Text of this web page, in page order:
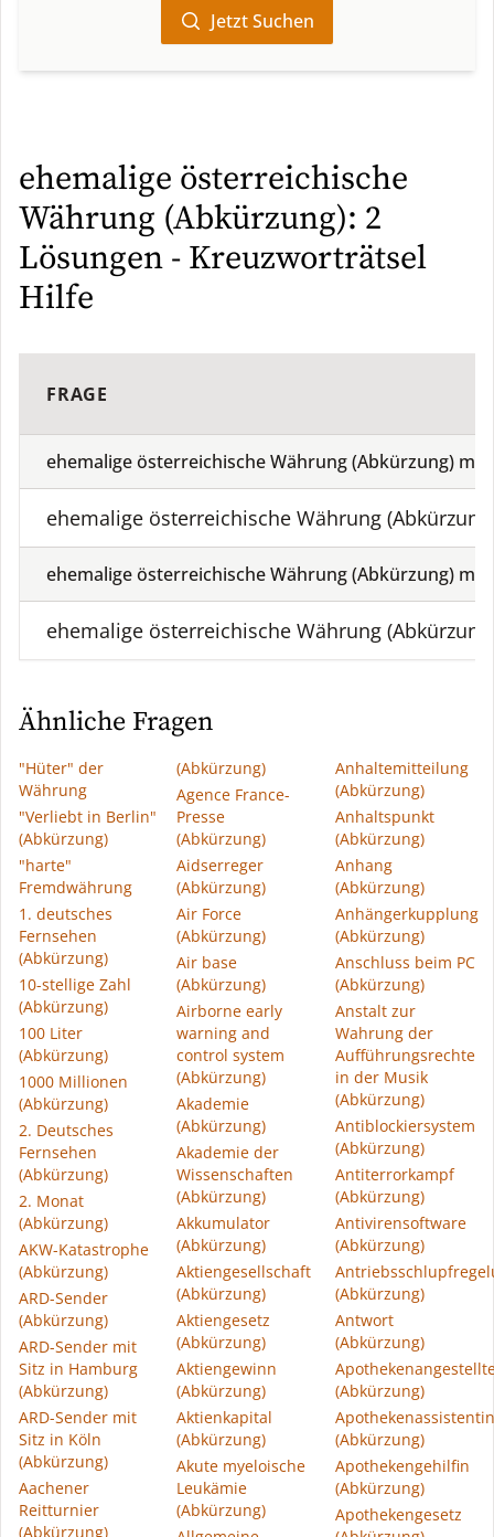
Jetzt Suchen
ehemalige österreichische
Währung (Abkürzung): 2
Lösungen - Kreuzworträtsel
Hilfe
FRAGE
ehemalige österreichische Währung (Abkürzung) mit
ehemalige österreichische Währung
ehemalige österreichische Währung (Abkürzung) mit
ehemalige österreichische Währung
Ähnliche Fragen
"Hüter" der
Währung
"Verliebt in Berlin"
(Abkürzung)
"harte"
Fremdwährung
1. deutsches
Fernsehen
(Abkürzung)
10-stellige Zahl
(Abkürzung)
100 Liter
(Abkürzung)
1000 Millionen
(Abkürzung)
2. Deutsches
Fernsehen
(Abkürzung)
2. Monat
(Abkürzung)
AKW-Katastrophe
(Abkürzung)
ARD-Sender
(Abkürzung)
ARD-Sender mit
Sitz in Hamburg
(Abkürzung)
ARD-Sender mit
Sitz in Köln
(Abkürzung)
Aachener
Reitturnier
(Abkürzung)
(Abkürzung)
Agence France-
Presse
(Abkürzung)
Aidserreger
(Abkürzung)
Air Force
(Abkürzung)
Air base
(Abkürzung)
Airborne early
warning and
control system
(Abkürzung)
Akademie
(Abkürzung)
Akademie der
Wissenschaften
(Abkürzung)
Akkumulator
(Abkürzung)
Aktiengesellschaft
(Abkürzung)
Aktiengesetz
(Abkürzung)
Aktiengewinn
(Abkürzung)
Aktienkapital
(Abkürzung)
Akute myeloische
Leukämie
(Abkürzung)
Anhaltemitteilung
(Abkürzung)
Anhaltspunkt
(Abkürzung)
Anhang
(Abkürzung)
Anhängerkupplung
(Abkürzung)
Anschluss beim PC
(Abkürzung)
Anstalt zur
Wahrung der
Aufführungsrechte
in der Musik
(Abkürzung)
Antiblockiersystem
(Abkürzung)
Antiterrorkampf
(Abkürzung)
Antivirensoftware
(Abkürzung)
(Abkürzung)
Antwort
(Abkürzung)
(Abkürzung)
Apothekenassistentin
(Abkürzung)
Apothekengehilfin
(Abkürzung)
Apothekengesetz